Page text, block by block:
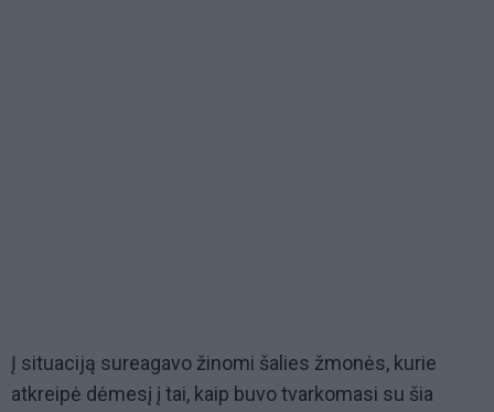
Į situaciją sureagavo žinomi šalies žmonės, kurie
atkreipė dėmesį į tai, kaip buvo tvarkomasi su šia